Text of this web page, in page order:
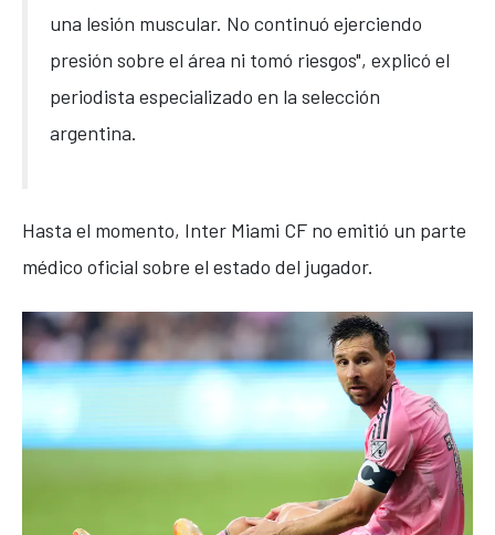
una lesión muscular. No continuó ejerciendo
presión sobre el área ni tomó riesgos", explicó el
periodista especializado en la selección
argentina.
Hasta el momento, Inter Miami CF no emitió un parte
médico oficial sobre el estado del jugador.